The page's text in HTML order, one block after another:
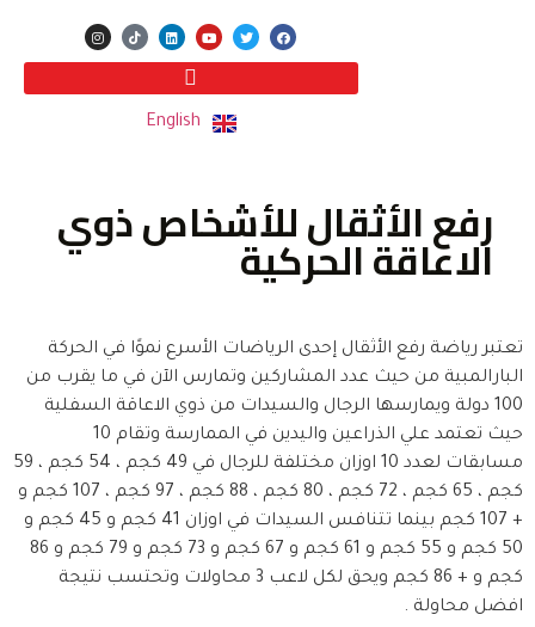
English
رفع الأثقال للأشخاص ذوي
الاعاقة الحركية
تعتبر رياضة رفع الأثقال إحدى الرياضات الأسرع نموًا في الحركة
البارالمبية من حيث عدد المشاركين وتمارس الآن في ما يقرب من
100 دولة ويمارسها الرجال والسيدات من ذوي الاعاقة السفلية
حيث تعتمد علي الذراعين واليدين في الممارسة وتقام 10
مسابقات لعدد 10 اوزان مختلفة للرجال في 49 كجم ، 54 كجم ، 59
كجم ، 65 كجم ، 72 كجم ، 80 كجم ، 88 كجم ، 97 كجم ، 107 كجم و
+ 107 كجم بينما تتنافس السيدات في اوزان 41 كجم و 45 كجم و
50 كجم و 55 كجم و 61 كجم و 67 كجم و 73 كجم و 79 كجم و 86
كجم و + 86 كجم ويحق لكل لاعب 3 محاولات وتحتسب نتيجة
افضل محاولة .